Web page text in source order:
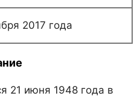
2017 года
21 июня 1948 года в